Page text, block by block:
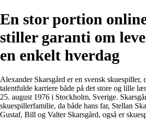
En stor portion
stiller garanti om
en enkelt hverdag
Alexander Skarsgård er en svensk skuespiller,
talentfulde karriere både på det store og lille
25. august 1976 i Stockholm, Sverige.
skuespillerfamilie, da både hans far, Stellan
Gustaf, Bill og Valter Skarsgård, også er